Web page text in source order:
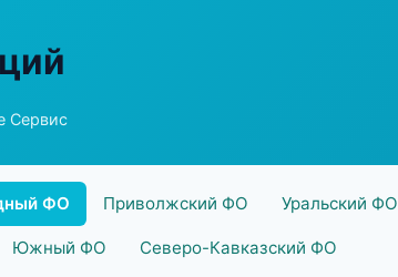
Сервис
ФО Приволжский ФО Уральский ФО
Южный ФО Северо-Кавказский ФО